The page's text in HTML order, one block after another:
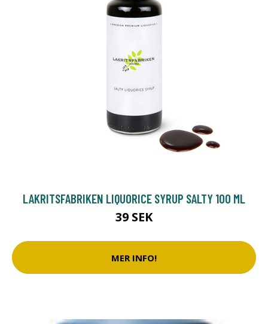
LAKRITSFABRIKEN LIQUORICE SYRUP SALTY 100 ML
39 SEK
MER INFO!